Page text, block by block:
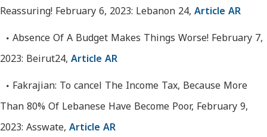
Reassuring! February 6, 2023: Lebanon 24,Article AR
Absence Of A Budget Makes Things Worse! February 7,
2023: Beirut24,Article AR
Fakrajian: To cancel The Income Tax, Because More
Than 80% Of Lebanese Have Become Poor, February 9,
2023: Asswate,Article AR